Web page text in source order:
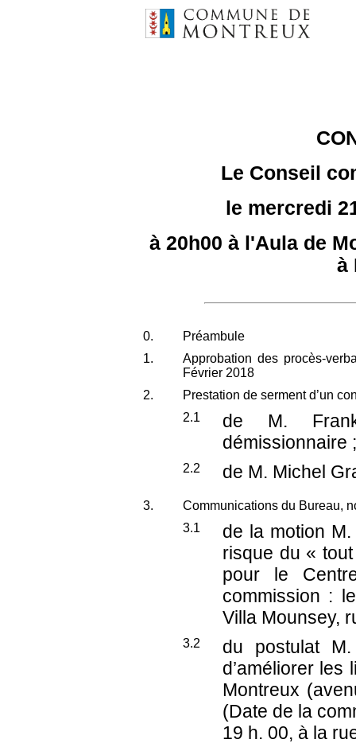
Le Conseil
le mercredi
à 20h00 à l'Aula de
à
0.
Préambule
1.
Approbation des procès-
Février 2018
2.
Prestation de serment d’un
2.1
de M.
démissionnaire ;
2.2 de M. Michel
3.
Communications du Bureau,
3.1
de la motion
risque du «
pour le
commission :
Villa Mounsey,
3.2
du postulat
d’améliorer les
Montreux
(Date de la
19 h. 00, à la